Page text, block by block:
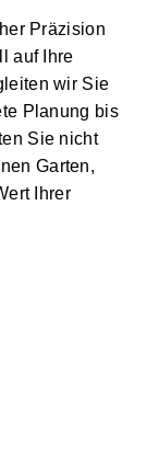
Präzision
auf Ihre
wir Sie
Planung bis
Sie nicht
Garten,
Ihrer